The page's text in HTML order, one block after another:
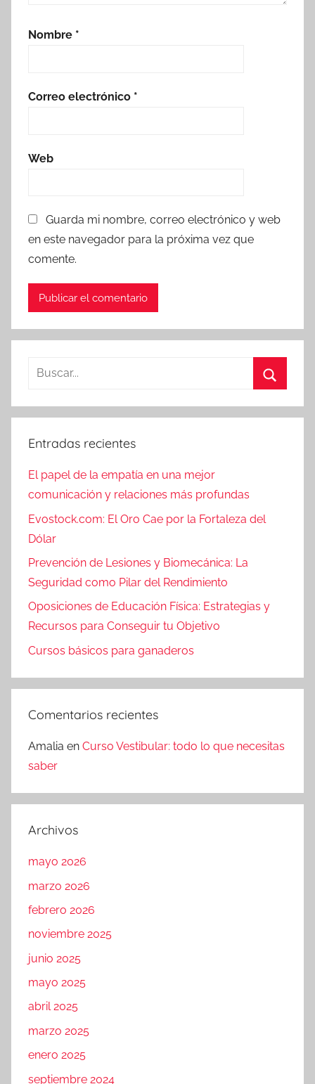
Nombre *
Correo electrónico *
Web
Guarda mi nombre, correo electrónico y web
en este navegador para la próxima vez que
comente.
Entradas recientes
El papel de la empatía en una mejor
comunicación y relaciones más profundas
Evostock.com: El Oro Cae por la Fortaleza del
Dólar
Prevención de Lesiones y Biomecánica: La
Seguridad como Pilar del Rendimiento
Oposiciones de Educación Física: Estrategias y
Recursos para Conseguir tu Objetivo
Cursos básicos para ganaderos
Comentarios recientes
Amalia en Curso Vestibular: todo lo que necesitas
saber
Archivos
mayo 2026
marzo 2026
febrero 2026
noviembre 2025
junio 2025
mayo 2025
abril 2025
marzo 2025
enero 2025
septiembre 2024